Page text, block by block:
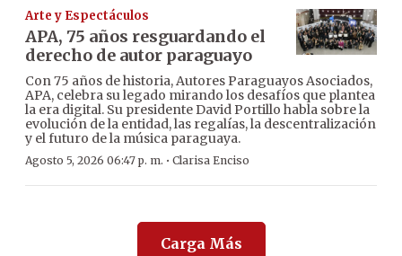
Arte y Espectáculos
APA, 75 años resguardando el
derecho de autor paraguayo
Con 75 años de historia, Autores Paraguayos Asociados,
APA, celebra su legado mirando los desafíos que plantea
la era digital. Su presidente David Portillo habla sobre la
evolución de la entidad, las regalías, la descentralización
y el futuro de la música paraguaya.
Agosto 5, 2026 06:47 p. m. · Clarisa Enciso
Carga Más